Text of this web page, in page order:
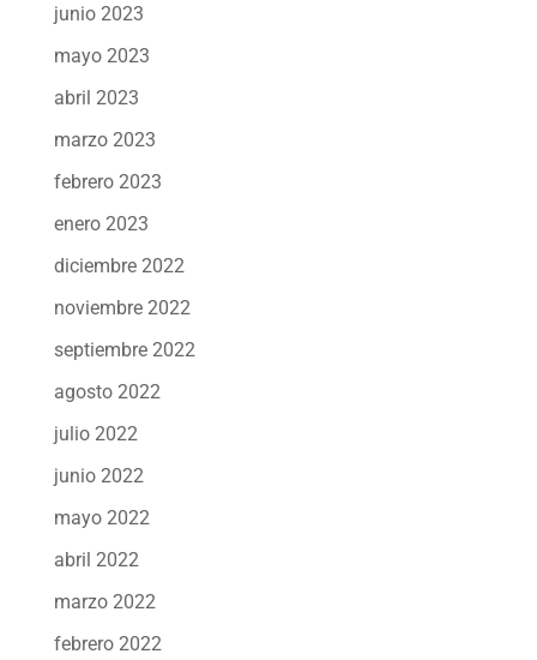
junio 2023
mayo 2023
abril 2023
marzo 2023
febrero 2023
enero 2023
diciembre 2022
noviembre 2022
septiembre 2022
agosto 2022
julio 2022
junio 2022
mayo 2022
abril 2022
marzo 2022
febrero 2022